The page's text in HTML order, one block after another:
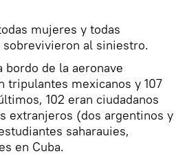
mujeres y todas
sobrevivieron al siniestro.
bordo de la aeronave
tripulantes mexicanos y 107
102 eran ciudadanos
extranjeros (dos argentinos y
saharauies,
en Cuba.